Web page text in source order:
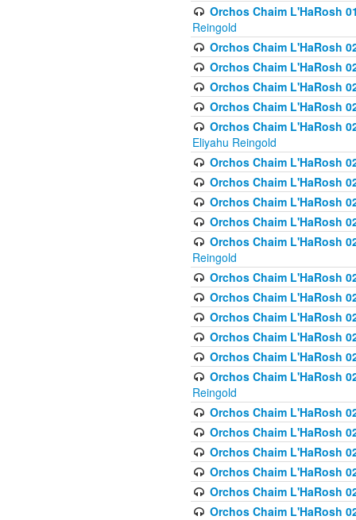
Orchos Chaim L'HaRosh
Reingold
Orchos Chaim L'HaRosh
Orchos Chaim L'HaRosh
Orchos Chaim L'HaRosh
Orchos Chaim L'HaRosh
Orchos Chaim L'HaRosh
Eliyahu Reingold
Orchos Chaim L'HaRosh
Orchos Chaim L'HaRosh
Orchos Chaim L'HaRosh
Orchos Chaim L'HaRosh
Orchos Chaim L'HaRosh
Reingold
Orchos Chaim L'HaRosh
Orchos Chaim L'HaRosh
Orchos Chaim L'HaRosh
Orchos Chaim L'HaRosh
Orchos Chaim L'HaRosh
Orchos Chaim L'HaRosh
Reingold
Orchos Chaim L'HaRosh
Orchos Chaim L'HaRosh
Orchos Chaim L'HaRosh
Orchos Chaim L'HaRosh
Orchos Chaim L'HaRosh
Orchos Chaim L'HaRosh